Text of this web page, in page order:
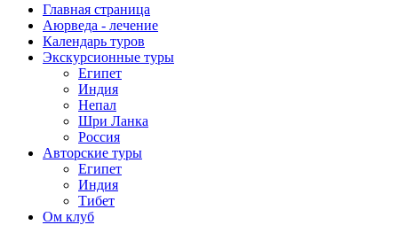
Главная страница
Аюрведа - лечение
Календарь туров
Экскурсионные туры
Египет
Индия
Непал
Шри Ланка
Россия
Авторские туры
Египет
Индия
Тибет
Ом клуб